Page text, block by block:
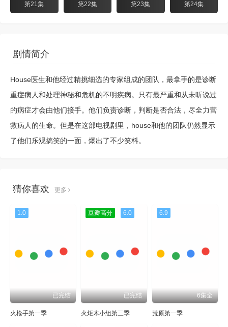
第21集 第22集 第23集 第24集
剧情简介
House医生和他经过精挑细选的专家组成的团队，最拿手的是诊断
重症病人和处理神秘和危机的不明疾病。只有最严重和从未听说过
的病症才会由他们接手。他们负责诊断，判断是否合法，尽全力营
救病人的生命。但是在这部电视剧里，house和他的团队仍然显示
了他们乐观搞笑的一面，爆出了不少笑料。
猜你喜欢 更多
1.0
已完结
火枪手第一季
豆瓣高分 6.0
已完结
火炬木小组第三季
6.9
6集全
荒原第一季